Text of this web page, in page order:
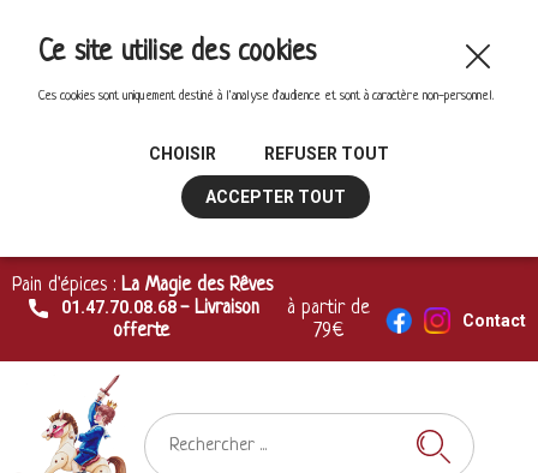
Pain d'épices : La Magie des Rêves
01.47.70.08.68- Livraison
offerte
à partir de
79€
Contact
Ce site utilise des cookies
Ces cookies sont uniquement destiné à l'analyse d'audience et sont à caractère non-personnel.
CHOISIR REFUSER TOUT
ACCEPTER TOUT